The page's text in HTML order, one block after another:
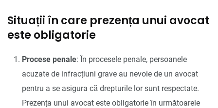
Situații în care prezența unui avocat
este obligatorie
Procese penale: În procesele penale, persoanele
acuzate de infracțiuni grave au nevoie de un avocat
pentru a se asigura că drepturile lor sunt respectate.
Prezența unui avocat este obligatorie în următoarele